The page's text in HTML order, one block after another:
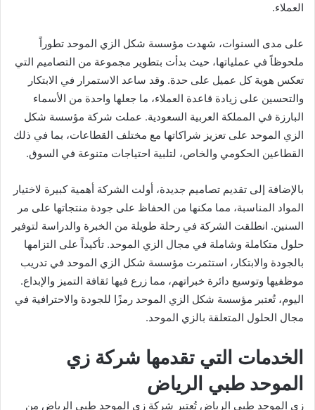
العملاء.
على مدى السنوات، شهدت مؤسسة شكل الزي الموحد تطوراً
ملحوظاً في عملياتها، حيث بدأت بتطوير مجموعة من التصاميم التي
تعكس هوية كل عميل على حدة. وقد ساعد الاستمرار في الابتكار
والتحسين على زيادة قاعدة العملاء، ما جعلها واحدة من الأسماء
البارزة في المملكة العربية السعودية. عملت شركة مؤسسة شكل
الزي الموحد على تعزيز شراكاتها مع مختلف القطاعات، بما في ذلك
القطاعين الحكومي والخاص، لتلبية احتياجات متنوعة في السوق.
بالإضافة إلى تقديم تصاميم جديدة، أولت الشركة أهمية كبيرة لاختيار
المواد المناسبة، مما مكنها من الحفاظ على جودة منتجاتها على مر
السنين. انطلقت الشركة في رحلة طويلة من الخبرة والدراسة لتوفير
حلول متكاملة وشاملة في مجال الزي الموحد. تأكيداً على التزامها
بالجودة والابتكار، استثمرت مؤسسة شكل الزي الموحد في تدريب
موظفيها وتوسيع دائرة خبراتهم، مما زرع فيها ثقافة التميز والإبداع.
اليوم، تُعتبر مؤسسة شكل الزي الموحد رمزًا للجودة والاحترافية في
مجال الحلول المتعلقة بالزي الموحد.
الخدمات التي تقدمها شركة زي
الموحد طبي الرياض
زي الموحد طبي الرياض تُعتبر شركة زي الموحد طبي الرياض من